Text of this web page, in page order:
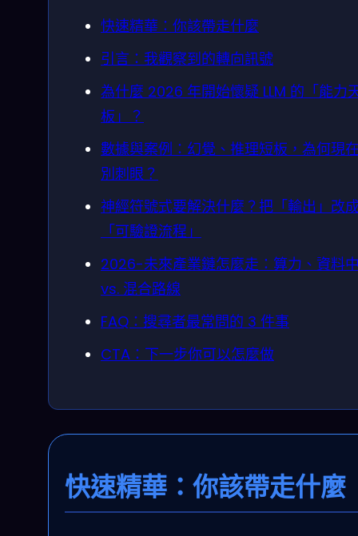
快速精華：你該帶走什麼
引言：我觀察到的轉向訊號
為什麼 2026 年開始懷疑 LLM 的「能力
板」？
數據與案例：幻覺、推理短板，為何現
別刺眼？
神經符號式要解決什麼？把「輸出」改
「可驗證流程」
2026-未來產業鏈怎麼走：算力、資料
vs. 混合路線
FAQ：搜尋者最常問的 3 件事
CTA：下一步你可以怎麼做
快速精華：你該帶走什麼